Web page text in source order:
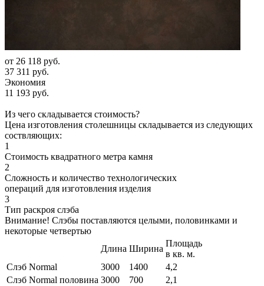
от 26 118 руб.
37 311 руб.
Экономия
11 193 руб.
Из чего складывается стоимость?
Цена изготовления столешницы складывается из следующих
соствляющих:
1
Стоимость квадратного метра камня
2
Сложность и количество технологических
операций для изготовления изделия
3
Тип раскроя слэба
Внимание! Слэбы поставляются целыми, половинками и
некоторые четвертью
Длина Ширина
Площадь
в кв. м.
Слэб Normal
3000 1400
4,2
Слэб Normal половина 3000 700
2,1